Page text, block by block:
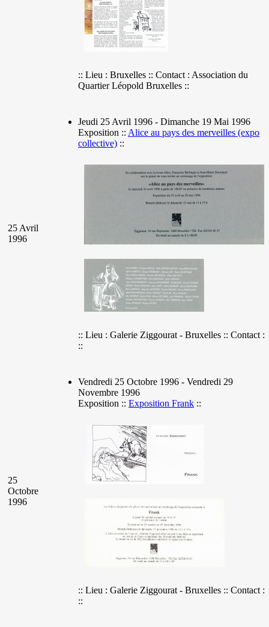
:: Lieu : Bruxelles :: Contact : Association du
Quartier Léopold Bruxelles ::
25 Avril
1996
Jeudi 25 Avril 1996 - Dimanche 19 Mai 1996
Exposition :: Alice au pays des merveilles (expo
collective) ::
:: Lieu : Galerie Ziggourat - Bruxelles :: Contact :
::
25
Octobre
1996
Vendredi 25 Octobre 1996 - Vendredi 29
Novembre 1996
Exposition :: Exposition Frank ::
:: Lieu : Galerie Ziggourat - Bruxelles :: Contact :
::